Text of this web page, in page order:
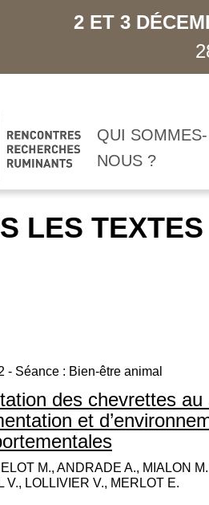
2 ET 3
QUI SOMMES-
NOUS ?
LES
- Séance : Bien-être animal
des chevrettes
et
M., ANDRADE A., MIALON
V., LOLLIVIER V., MERLOT E.